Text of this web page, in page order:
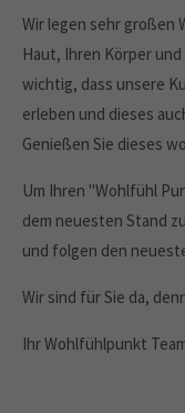
Wir legen sehr großen
Haut, Ihren Körper
wichtig, dass unsere
erleben und dieses
Genießen Sie dieses
Um Ihren "Wohlfühl
dem neuesten Stand
und folgen den
Wir sind für Sie da,
Ihr Wohlfühlpunkt